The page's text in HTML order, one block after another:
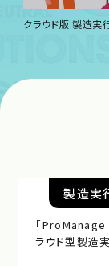
クラウド版 製造実
製造実
「
ラウド型製造実